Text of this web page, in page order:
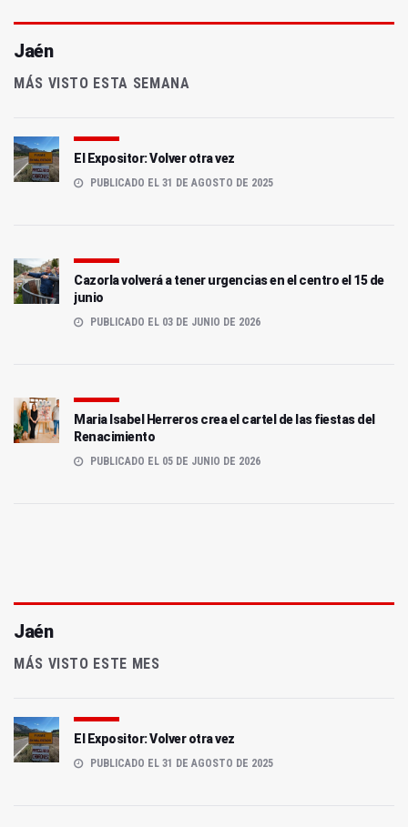
Jaén
MÁS VISTO ESTA SEMANA
El Expositor: Volver otra vez
PUBLICADO EL 31 DE AGOSTO DE 2025
Cazorla volverá a tener urgencias en el centro el 15 de
junio
PUBLICADO EL 03 DE JUNIO DE 2026
Maria Isabel Herreros crea el cartel de las fiestas del
Renacimiento
PUBLICADO EL 05 DE JUNIO DE 2026
Jaén
MÁS VISTO ESTE MES
El Expositor: Volver otra vez
PUBLICADO EL 31 DE AGOSTO DE 2025